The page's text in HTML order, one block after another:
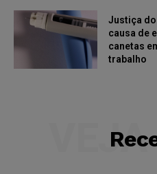
Justiça
causa de
canetas
trabalho